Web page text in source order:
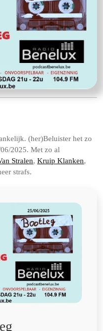
(her)Beluister het zo
2025. Met zo al
Stralen, Kruip Klanken,
strafs.